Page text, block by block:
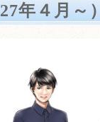
27年４月～）